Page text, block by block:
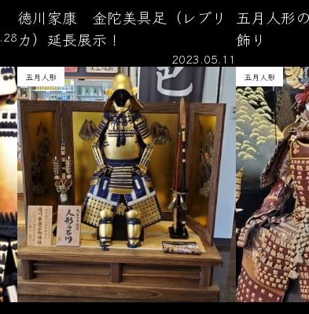
徳川家康 金陀美具足（レプリ
カ）延長展示！
2023.05.11
五月人形
飾り
五月人形 五月人形